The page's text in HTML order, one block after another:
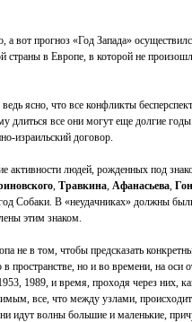
вот прогноз «Год Запада»
страны в Европе, в которой не
ясно, что все конфликты
длиться все они могут еще долгие
израильский договор.
активности людей, рожденных под
, Травкина, Афанасьева,
Собаки. В «неудачниках» должны
этим знаком.
не в том, чтобы предсказать
пространстве, но и во времени, на оси
1989, и время, проходя через них,
все, что между узлами,
идут волны большие и маленькие,